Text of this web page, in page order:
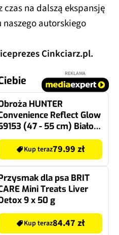
na dalszą ekspansję
autorskiego
Cinkciarz.pl.
REKLAMA
HUNTER
Reflect Glow
(47 - 55 cm) Biało-
szary
Kup teraz79.99 zł
dla psa BRIT
Mini Treats Liver
9 x 50 g
Kup teraz84.47 zł